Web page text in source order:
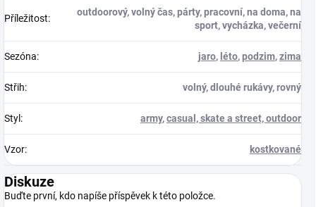
Příležitost:
outdoorový, volný čas, párty, pracovní, na doma, na
sport, vycházka, večerní
Sezóna: jaro, léto,podzim,zima
Střih: volný, dlouhé rukávy, rovný
Styl : army,casual, skate a street, outdoor
Vzor: kostkované
Diskuze
Buďte první, kdo napíše příspěvek k této položce.